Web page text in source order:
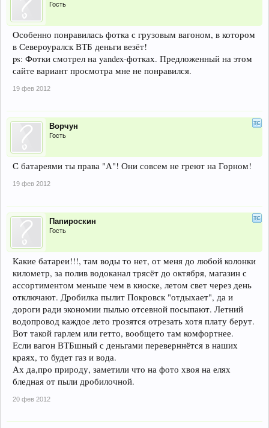
Гость
Особенно понравилась фотка с грузовым вагоном, в котором
в Североуралск ВТБ деньги везёт!
ps: Фотки смотрел на yandex-фотках. Предложенный на этом
сайте вариант просмотра мне не понравился.
19 фев 2012
Ворчун
Гость
С батареями ты права "А"! Они совсем не греют на Горном!
19 фев 2012
Папироскин
Гость
Какие батареи!!!, там воды то нет, от меня до любой колонки
километр, за полив водоканал трясёт до октября, магазин с
ассортиментом меньше чем в киоске, летом свет через день
отключают. Дробилка пылит Покровск "отдыхает", да и
дороги ради экономии пылью отсевной посыпают. Летний
водопровод каждое лето грозятся отрезать хотя плату берут.
Вот такой гарлем или гетто, вообщето там комфортнее.
Если вагон ВТБшный с деньгами переверннётся в наших
краях, то будет газ и вода.
Ах да,про природу, заметили что на фото хвоя на елях
бледная от пыли дробилочной.
20 фев 2012